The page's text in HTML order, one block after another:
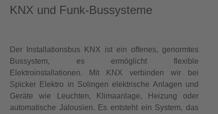
KNX und Funk-Bussysteme
Der Installationsbus KNX ist ein offenes, genormtes
Bussystem, es ermöglicht flexible
Elektroinstallationen. Mit KNX verbinden wir bei
Spicker Elektro in Solingen elektrische Anlagen und
Geräte wie Leuchten, Klimaanlage, Heizung oder
automatische Jalousien. Es entsteht ein System, das